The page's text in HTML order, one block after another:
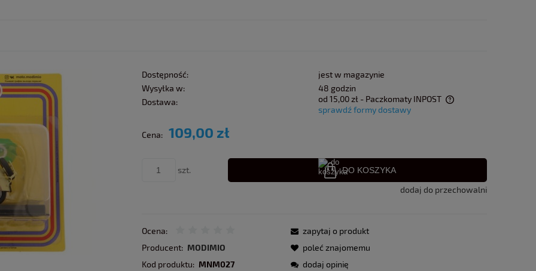
Dostępność:
jest w magazynie
Wysyłka w:
48 godzin
Dostawa:
od 15,00 zł - Paczkomaty INPOST
sprawdź formy dostawy
Cena: 109,00 zł
szt. DO KOSZYKA
dodaj do przechowalni
Ocena:
Producent: MODIMIO
Kod produktu: MNM027
zapytaj o produkt
poleć znajomemu
dodaj opinię